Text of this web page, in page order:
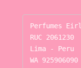
Perfumes Eirl
RUC 2061230
Lima - Peru
WA 925906090